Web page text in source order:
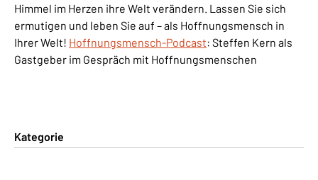
Himmel im Herzen ihre Welt verändern. Lassen Sie sich
ermutigen und leben Sie auf – als Hoffnungsmensch in
Ihrer Welt! Hoffnungsmensch-Podcast: Steffen Kern als
Gastgeber im Gespräch mit Hoffnungsmenschen
Kategorie